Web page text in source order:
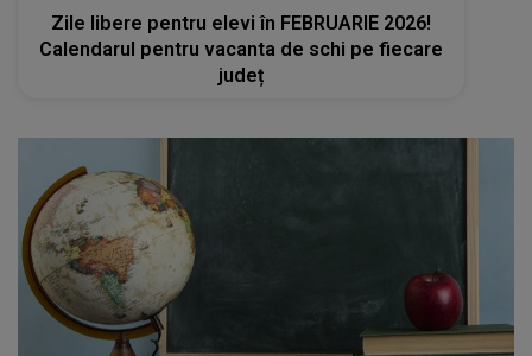
Zile libere pentru elevi în FEBRUARIE 2026!
Calendarul pentru vacanta de schi pe fiecare
județ